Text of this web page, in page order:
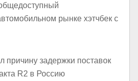
рынке хэтчбек с